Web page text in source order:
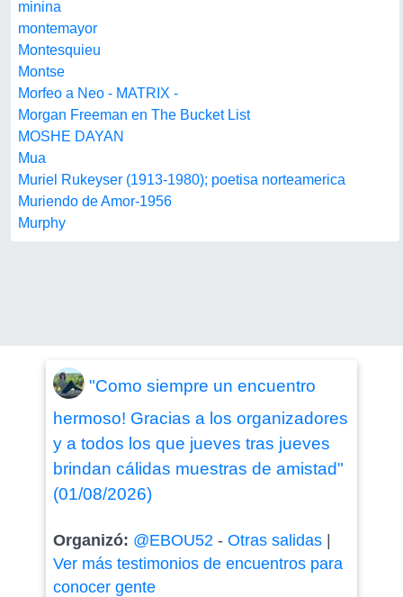
minina
montemayor
Montesquieu
Montse
Morfeo a Neo - MATRIX -
Morgan Freeman en The Bucket List
MOSHE DAYAN
Mua
Muriel Rukeyser (1913-1980); poetisa norteamerica
Muriendo de Amor-1956
Murphy
"Como siempre un encuentro
hermoso! Gracias a los organizadores
y a todos los que jueves tras jueves
brindan cálidas muestras de amistad"
(01/08/2026)
Organizó: @EBOU52- Otras salidas|
Ver más testimonios de encuentros para
conocer gente